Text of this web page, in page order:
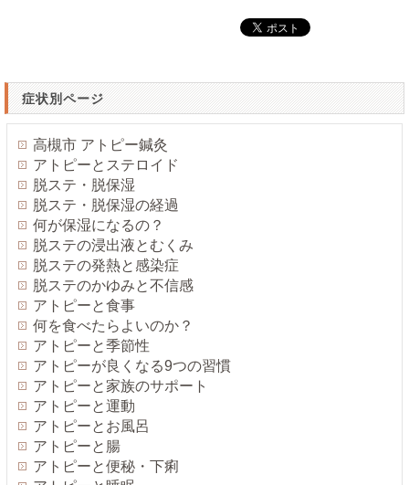
症状別ページ
高槻市 アトピー鍼灸
アトピーとステロイド
脱ステ・脱保湿
脱ステ・脱保湿の経過
何が保湿になるの？
脱ステの浸出液とむくみ
脱ステの発熱と感染症
脱ステのかゆみと不信感
アトピーと食事
何を食べたらよいのか？
アトピーと季節性
アトピーが良くなる9つの習慣
アトピーと家族のサポート
アトピーと運動
アトピーとお風呂
アトピーと腸
アトピーと便秘・下痢